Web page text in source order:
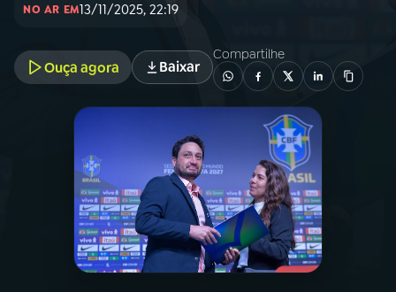
03PROGRAMAÇÃO
04PROGRAMAS
VIDEOCASTS
ÚLTIMAS
NO AR EM13/11/2025, 22:19
Ouça agora Baixar
Compartilhe